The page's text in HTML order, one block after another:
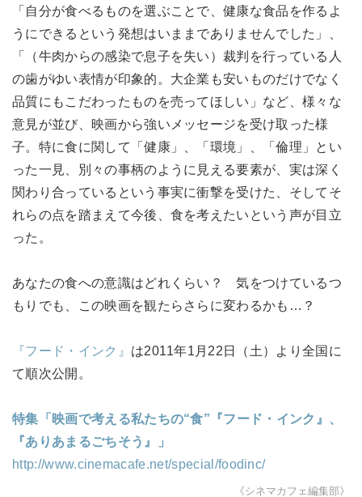
「自分が食べるものを選ぶことで、健康な食品を作るよ
うにできるという発想はいままでありませんでした」、
「（牛肉からの感染で息子を失い）裁判を行っている人
の歯がゆい表情が印象的。大企業も安いものだけでなく
品質にもこだわったものを売ってほしい」など、様々な
意見が並び、映画から強いメッセージを受け取った様
子。特に食に関して「健康」、「環境」、「倫理」とい
った一見、別々の事柄のように見える要素が、実は深く
関わり合っているという事実に衝撃を受けた、そしてそ
れらの点を踏まえて今後、食を考えたいという声が目立
った。
あなたの食への意識はどれくらい？ 気をつけているつ
もりでも、この映画を観たらさらに変わるかも…？
『フード・インク』 は2011年1月22日（土）より全国に
て順次公開。
特集「映画で考える私たちの“食”『フード・インク』、
『ありあまるごちそう』」
http://www.cinemacafe.net/special/foodinc/
《シネマカフェ編集部》